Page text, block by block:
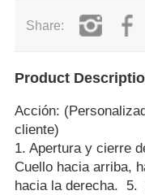
Share:
Product
Acción:
cliente)
1. Apertura y cierre
Cuello hacia arriba,
hacia la derecha.